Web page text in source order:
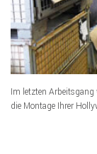
Im letzten Arbeitsgang
die Montage Ihrer